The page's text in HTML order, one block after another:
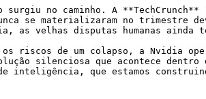
no caminho. A
se materializaram no trimestre
velhas disputas humanas ainda
riscos de um colapso, a Nvidia
silenciosa que acontece
inteligência, que estamos